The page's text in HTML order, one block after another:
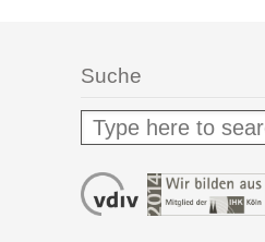
Suche